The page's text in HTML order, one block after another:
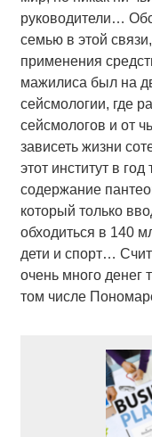
руководители…
семью в этой
применения
мажилиса был на
сейсмологии, где
сейсмологов и от
зависеть жизни
этот институт в
содержание
который только
обходиться в 140
дети и спорт…
очень много денег
том числе